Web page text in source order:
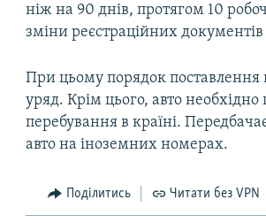
ніж на 90 днів, протягом 10
зміни реєстраційних документів
При цьому порядок поставлення
уряд. Крім цього, авто
перебування в країні.
авто на іноземних номерах.
Поділитись Читати без VPN